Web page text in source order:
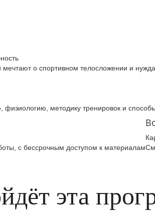
о спортивном телосложении и
методику тренировок и
с бессрочным доступом к материалам
эта